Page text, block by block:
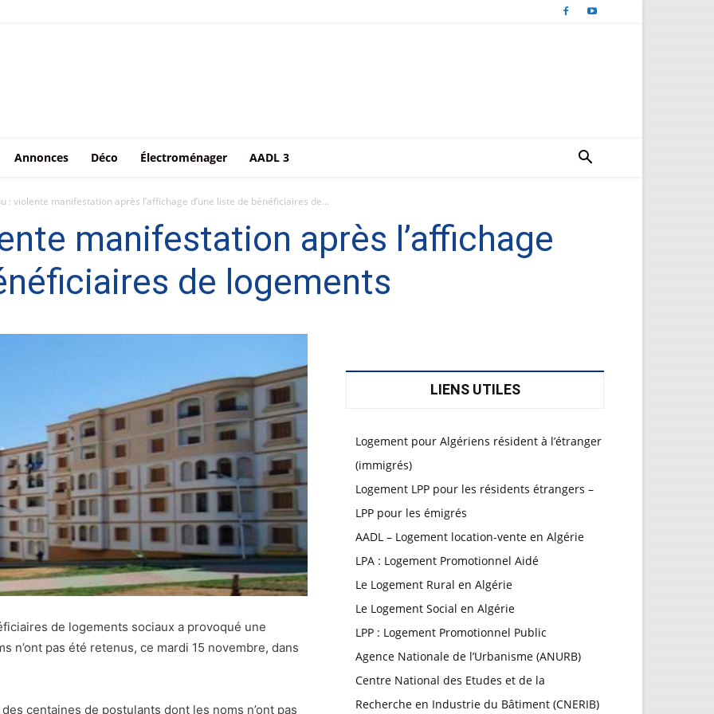
Annonces Déco Électroménager AADL 3
: violente manifestation après l’affichage d’une liste de bénéficiaires de...
manifestation après l’affichage
de logements
de logements sociaux a provoqué une
n’ont pas été retenus, ce mardi 15 novembre, dans
centaines de postulants dont les noms n’ont pas
LIENS UTILES
Logement pour Algériens résident à l’étranger
(immigrés)
Logement LPP pour les résidents étrangers –
LPP pour les émigrés
AADL – Logement location-vente en Algérie
LPA : Logement Promotionnel Aidé
Le Logement Rural en Algérie
Le Logement Social en Algérie
LPP : Logement Promotionnel Public
Agence Nationale de l’Urbanisme (ANURB)
Centre National des Etudes et de la
Recherche en Industrie du Bâtiment (CNERIB)